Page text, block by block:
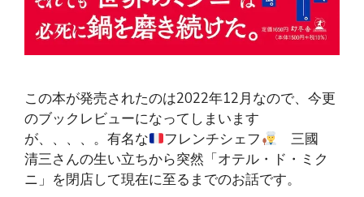
この本が発売されたのは2022年12月なので、今更
のブックレビューになってしまいます
が、、、、。有名な
フレンチシェフ
三國
清三さんの生い立ちから突然「オテル・ド・ミク
ニ」を閉店して現在に至るまでのお話です。